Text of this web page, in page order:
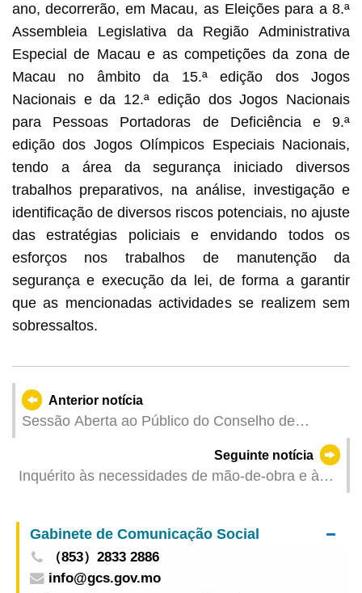
ano, decorrerão, em Macau, as Eleições para a 8.ª
Assembleia Legislativa da Região Administrativa
Especial de Macau e as competições da zona de
Macau no âmbito da 15.ª edição dos Jogos
Nacionais e da 12.ª edição dos Jogos Nacionais
para Pessoas Portadoras de Deficiência e 9.ª
edição dos Jogos Olímpicos Especiais Nacionais,
tendo a área da segurança iniciado diversos
trabalhos preparativos, na análise, investigação e
identificação de diversos riscos potenciais, no ajuste
das estratégias policiais e envidando todos os
esforços nos trabalhos de manutenção da
segurança e execução da lei, de forma a garantir
que as mencionadas actividades se realizem sem
sobressaltos.
Anterior notícia
Sessão Aberta ao Público do Conselho de
Seguinte notícia
Inquérito às necessidades de mão-de-obra e às
Gabinete de Comunicação Social
（853）2833 2886
info@gcs.gov.mo